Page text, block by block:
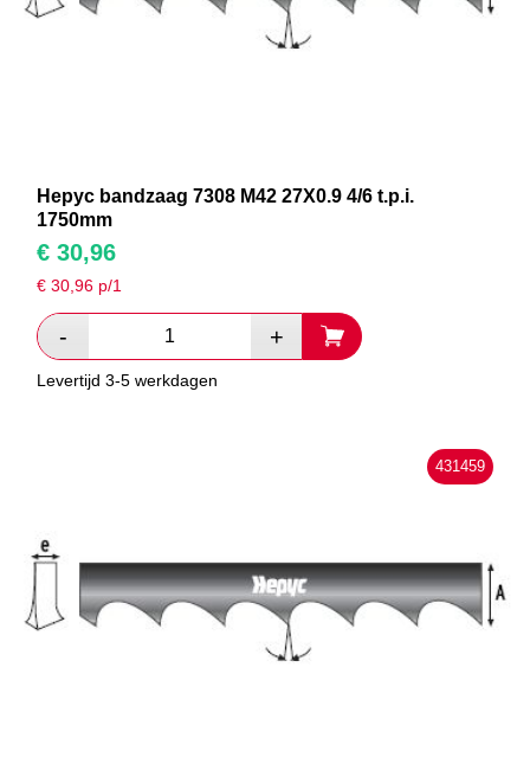
Hepyc bandzaag 7308 M42 27X0.9 4/6 t.p.i.
1750mm
€ 30,96
€30,96 p/1
Levertijd 3-5 werkdagen
431459